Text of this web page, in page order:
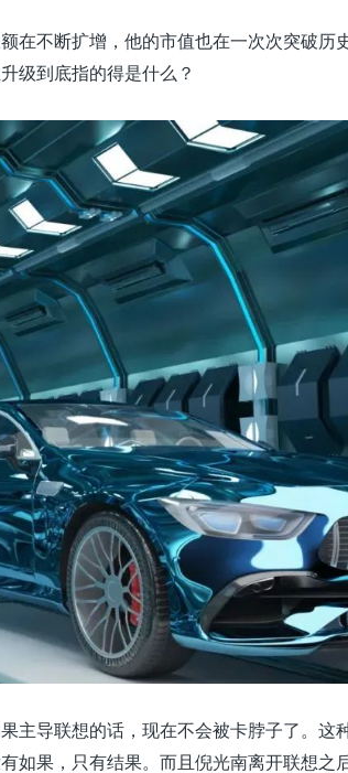
在不断扩增，他的市值也在一次次突破历
级到底指的得是什么？
主导联想的话，现在不会被卡脖子了。这
如果，只有结果。而且倪光南离开联想之